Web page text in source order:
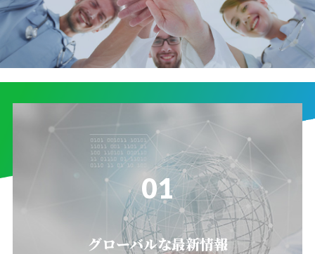
01
グローバルな最新情報